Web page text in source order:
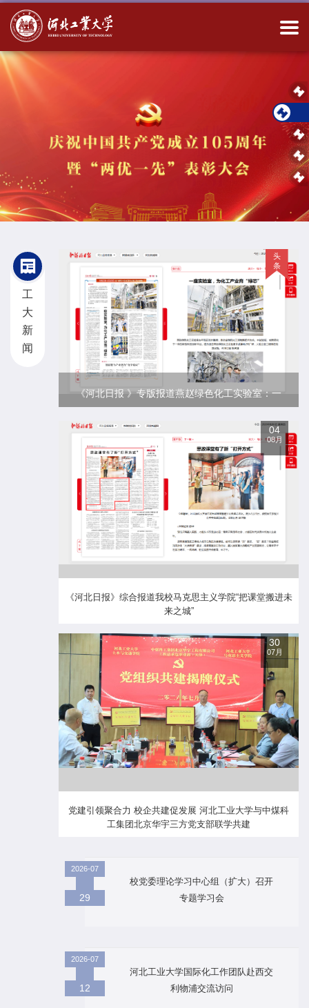
工
大
新
闻
《河北日报 》专版报道燕赵绿色化工实验室：一
座实验室，为化工产业育“绿芯”
头
条
04
08月
《河北日报》综合报道我校马克思主义学院“把课堂搬进未
来之城”
30
07月
党建引领聚合力 校企共建促发展 河北工业大学与中煤科
工集团北京华宇三方党支部联学共建
2026-07
29
校党委理论学习中心组（扩大）召开
专题学习会
2026-07
12
河北工业大学国际化工作团队赴西交
利物浦交流访问